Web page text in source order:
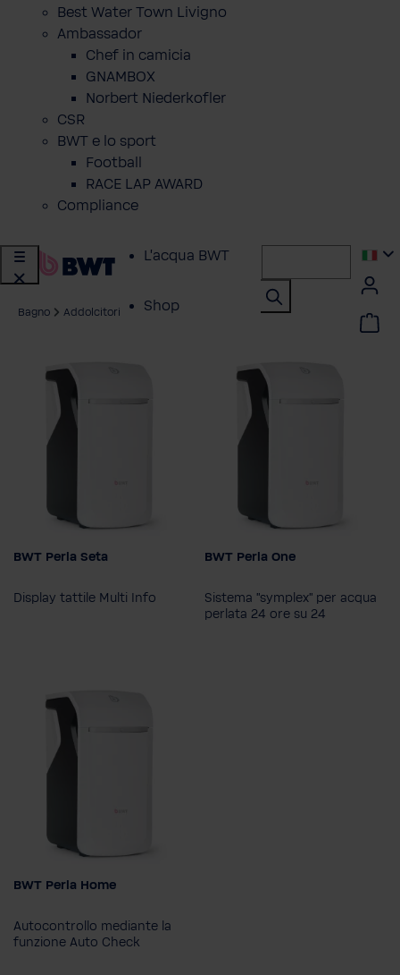
Best Water Town Livigno
Ambassador
Chef in camicia
GNAMBOX
Norbert Niederkofler
CSR
BWT e lo sport
Football
RACE LAP AWARD
Compliance
L'acqua BWT
Shop
Bagno Addolcitori
Modello
BWT Perla Seta
Display tattile Multi Info
Modello
BWT Perla Home
BWT Perla One
Sistema "symplex" per acqua
perlata 24 ore su 24
Modello
BWT Perla Home
BWT Perla Home
Autocontrollo mediante la
funzione Auto Check